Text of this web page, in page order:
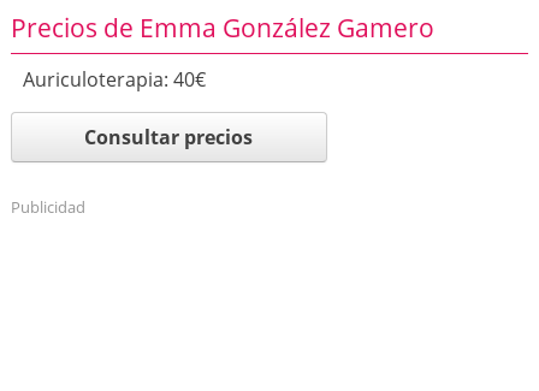
Precios de Emma González Gamero
Auriculoterapia: 40€
Consultar precios
Publicidad